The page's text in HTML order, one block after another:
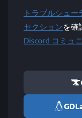
トラブルシュ
セクションを確
Discord コミュ